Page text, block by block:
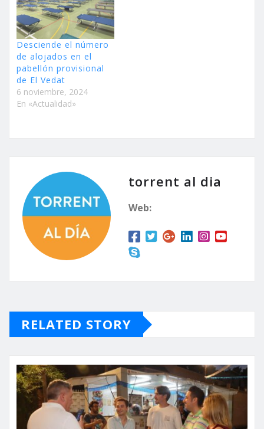
Desciende el número
de alojados en el
pabellón provisional
de El Vedat
6 noviembre, 2024
En «Actualidad»
torrent al dia
Web:
RELATED STORY